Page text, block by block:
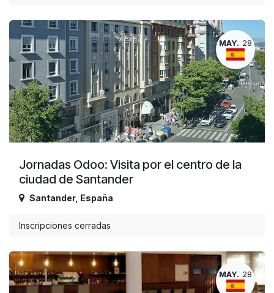
MAY. 28
Jornadas Odoo: Visita por el centro de la
ciudad de Santander
Santander, España
Inscripciones cerradas
MAY. 28